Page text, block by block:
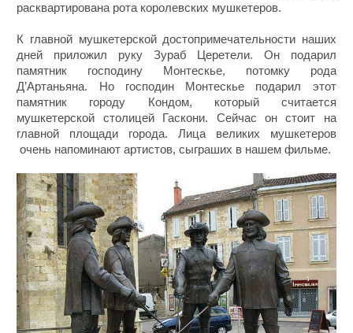
расквартирована рота королевских мушкетеров.
К главной мушкетерской достопримечательности наших
дней приложил руку Зураб Церетели. Он подарил
памятник господину Монтескье, потомку рода
Д’Артаньяна. Но господин Монтескье подарил этот
памятник городу Кондом, который считается
мушкетерской столицей Гаскони. Сейчас он стоит на
главной площади города. Лица великих мушкетеров
очень напоминают артистов, сыграших в нашем фильме.